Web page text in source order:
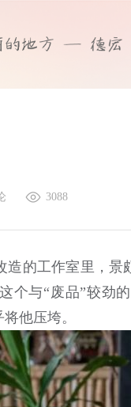
3088
的工作室里，
个与“废品”较
他压垮。